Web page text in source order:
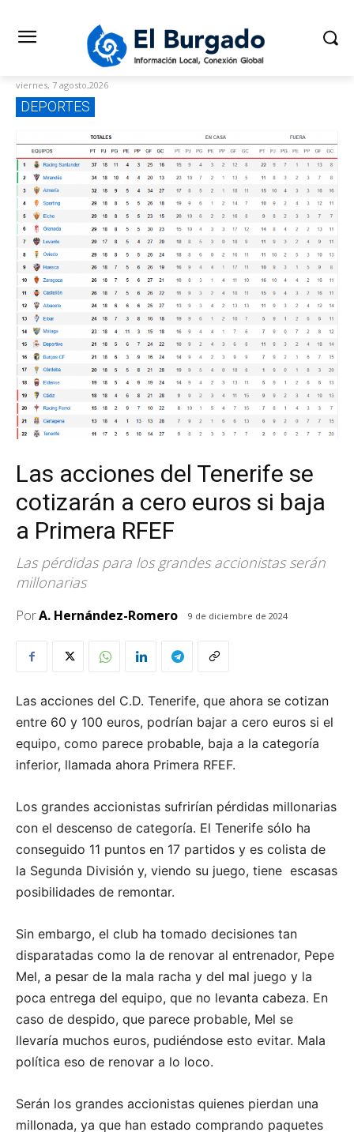
viernes, 7 agosto,2026
DEPORTES
Las acciones del Tenerife se
cotizarán a cero euros si baja
a Primera RFEF
Las pérdidas para los grandes accionistas serán
millonarias
PorA. Hernández-Romero 9 de diciembre de 2024
Las acciones del C.D. Tenerife, que ahora se cotizan
entre 60 y 100 euros, podrían bajar a cero euros si el
equipo, como parece probable, baja a la categoría
inferior, llamada ahora Primera RFEF.
Los grandes accionistas sufrirían pérdidas millonarias
con el descenso de categoría. El Tenerife sólo ha
conseguido 11 puntos en 17 partidos y es colista de
la Segunda División y, viendo su juego, tiene escasas
posibilidades de remontar.
Sin embargo, el club ha tomado decisiones tan
disparatadas como la de renovar al entrenador, Pepe
Mel, a pesar de la mala racha y del mal juego y la
poca entrega del equipo, que no levanta cabeza. En
caso de despido, que parece probable, Mel se
llevaría muchos euros, pudiéndose esto evitar. Mala
política eso de renovar a lo loco.
Serán los grandes accionistas quienes pierdan una
millonada, ya que han estado comprando paquetes